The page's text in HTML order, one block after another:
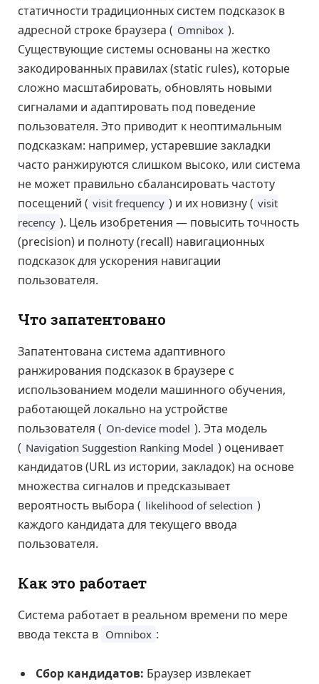
статичности традиционных систем подсказок в
адресной строке браузера ( Omnibox ).
Существующие системы основаны на жестко
закодированных правилах (static rules), которые
сложно масштабировать, обновлять новыми
сигналами и адаптировать под поведение
пользователя. Это приводит к неоптимальным
подсказкам: например, устаревшие закладки
часто ранжируются слишком высоко, или система
не может правильно сбалансировать частоту
посещений ( visit frequency ) и их новизну ( visit
recency ). Цель изобретения — повысить точность
(precision) и полноту (recall) навигационных
подсказок для ускорения навигации
пользователя.
Что запатентовано
Запатентована система адаптивного
ранжирования подсказок в браузере с
использованием модели машинного обучения,
работающей локально на устройстве
пользователя ( On-device model ). Эта модель
( Navigation Suggestion Ranking Model ) оценивает
кандидатов (URL из истории, закладок) на основе
множества сигналов и предсказывает
вероятность выбора ( likelihood of selection )
каждого кандидата для текущего ввода
пользователя.
Как это работает
Система работает в реальном времени по мере
ввода текста в Omnibox :
Сбор кандидатов: Браузер извлекает